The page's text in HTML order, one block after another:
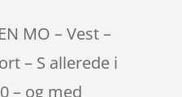
MO – Vest –
– S allerede i
– og med